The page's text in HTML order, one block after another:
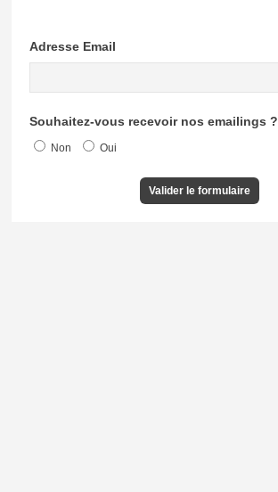
Adresse Email
Souhaitez-vous recevoir nos emailings ?
Non Oui
Valider le formulaire